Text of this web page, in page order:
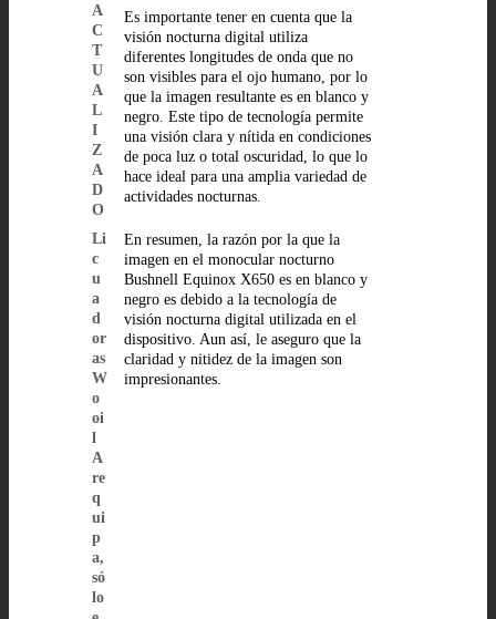
A
C
T
U
A
L
I
Z
A
D
O
Li
c
u
a
d
or
as
W
o
oi
l
A
re
q
ui
p
a,
só
lo
Es importante tener en cuenta que la
visión nocturna digital utiliza
diferentes longitudes de onda que no
son visibles para el ojo humano, por lo
que la imagen resultante es en blanco y
negro. Este tipo de tecnología permite
una visión clara y nítida en condiciones
de poca luz o total oscuridad, lo que lo
hace ideal para una amplia variedad de
actividades nocturnas.
En resumen, la razón por la que la
imagen en el monocular nocturno
Bushnell Equinox X650 es en blanco y
negro es debido a la tecnología de
visión nocturna digital utilizada en el
dispositivo. Aun así, le aseguro que la
claridad y nitidez de la imagen son
impresionantes.